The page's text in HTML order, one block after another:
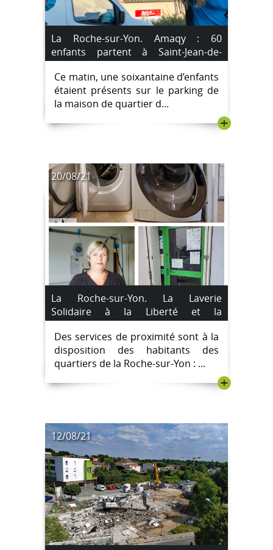
La Roche-sur-Yon. Amaqy : 60
enfants partent à Saint-Jean-de-
Monts à un séjour Harry Potter.
Ce matin, une soixantaine d’enfants
étaient présents sur le parking de
la maison de quartier d...
+
20/08/21
La Roche-sur-Yon. La Laverie
Solidaire à la Liberté et la
Conciergerie à la Vigne aux Roses :
des services de proximité pour les
habitants.
Des services de proximité sont à la
disposition des habitants des
quartiers de la Roche-sur-Yon : ...
+
12/08/21